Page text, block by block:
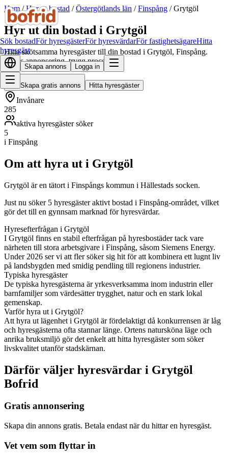
Sök bostadFör hyresgästerFör hyresvärdarFör fastighetsägareHitta
hyresgäst
Skapa annons Logga in
Hem/Hyr ut bostad /Östergötlands län /Finspång /Grytgöl
Hyr ut din bostad i Grytgöl
Hitta skötsamma hyresgäster till din bostad i Grytgöl, Finspång.
Gratis annonsering, trygg process.
Skapa gratis annons Hitta hyresgäster
Invånare
285
aktiva hyresgäster söker
5
i Finspång
Om att hyra ut i Grytgöl
Grytgöl är en tätort i Finspångs kommun i Hällestads socken.
Just nu söker 5 hyresgäster aktivt bostad i Finspång-området, vilket
gör det till en gynnsam marknad för hyresvärdar.
Hyresefterfrågan i Grytgöl
I Grytgöl finns en stabil efterfrågan på hyresbostäder tack vare
närheten till stora arbetsgivare i Finspång, såsom Siemens Energy.
Under 2026 ser vi att fler söker sig hit för att kombinera ett lugnt liv
på landsbygden med smidig pendling till regionens industrier.
Typiska hyresgäster
De typiska hyresgästerna är yrkesverksamma inom industrin eller
barnfamiljer som värdesätter trygghet, natur och en stark lokal
gemenskap.
Varför hyra ut i Grytgöl?
Att hyra ut lägenhet i Grytgöl är fördelaktigt då konkurrensen är låg
och hyresgästerna ofta stannar länge. Ortens natursköna läge och
anrika bruksmiljö gör det enkelt att hitta hyresgäster som söker
livskvalitet utanför stadskärnan.
Därför väljer hyresvärdar i Grytgöl
Bofrid
Gratis annonsering
Skapa din annons gratis. Betala endast när du hittar en hyresgäst.
Vet vem som flyttar in